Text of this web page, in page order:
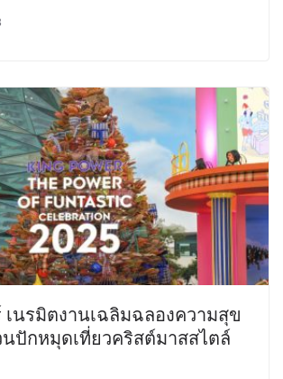
เนรมิตงานเฉลิมฉลองความสุข
ปักหมุดเที่ยวคริสต์มาสสไตล์